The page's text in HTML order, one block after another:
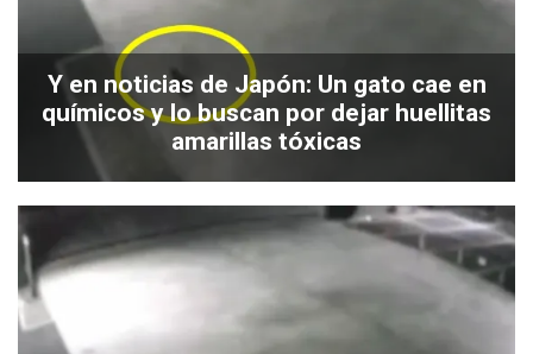
Y en noticias de Japón: Un gato cae en
químicos y lo buscan por dejar huellitas
amarillas tóxicas